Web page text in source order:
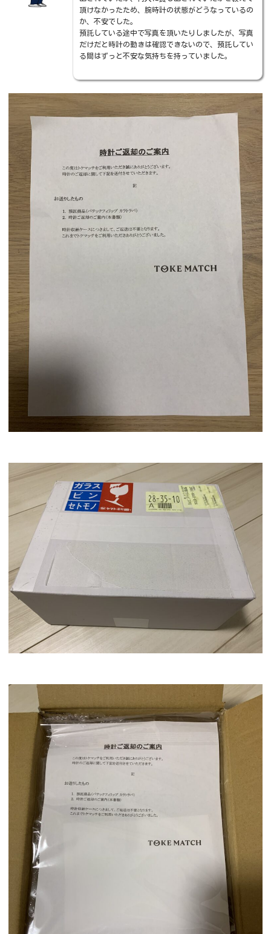
頂けなかったため、腕時計の状態がどうなっているの
か、不安でした。
預託している途中で写真を頂いたりしましたが、写真
だけだと時計の動きは確認できないので、預託してい
る間はずっと不安な気持ちを持っていました。